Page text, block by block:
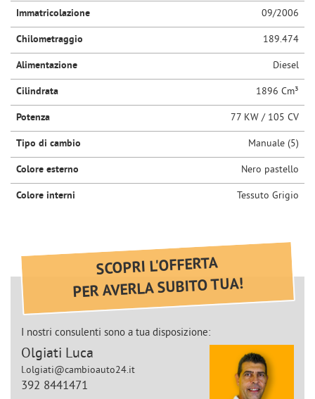
Immatricolazione 09/2006
Chilometraggio 189.474
Alimentazione Diesel
Cilindrata 1896 Cm³
Potenza 77 KW / 105 CV
Tipo di cambio Manuale (5)
Colore esterno Nero pastello
Colore interni Tessuto Grigio
SCOPRI L'OFFERTA
PER AVERLA SUBITO TUA!
I nostri consulenti sono a tua disposizione:
Olgiati Luca
l.olgiati@cambioauto24.it
392 8441471
questi
strumenti
di
tracciamento
si
rimanda
alla
cookie
Puoi
e
modificare
le
qualsiasi
momento.
Cookie necessari